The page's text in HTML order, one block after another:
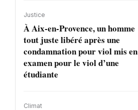
Justice
À Aix-en-Provence, un homme
tout juste libéré après une
condamnation pour viol mis en
examen pour le viol d’une
étudiante
Climat